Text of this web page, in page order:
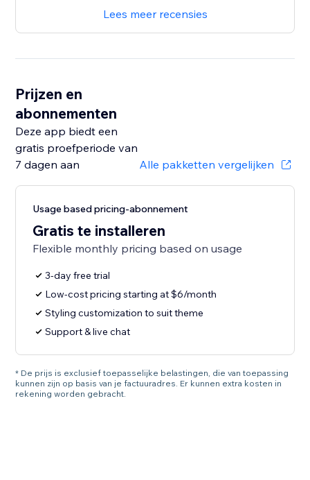
Lees meer recensies
Prijzen en
abonnementen
Deze app biedt een
gratis proefperiode van
7 dagen aan
Alle pakketten vergelijken
Usage based pricing-abonnement
Gratis te installeren
Flexible monthly pricing based on usage
3-day free trial
Low-cost pricing starting at $6/month
Styling customization to suit theme
Support & live chat
* De prijs is exclusief toepasselijke belastingen, die van toepassing
kunnen zijn op basis van je factuuradres. Er kunnen extra kosten in
rekening worden gebracht.